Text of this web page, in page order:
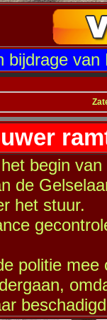
bijdrage
begin
de
het stuur.
politie